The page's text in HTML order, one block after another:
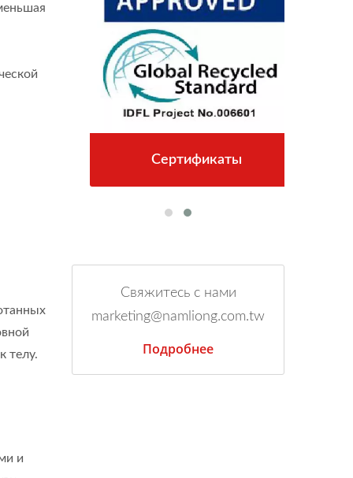
телу.
и
Сертификаты
Свяжитесь с нами
marketing@namliong.com.tw
Подробнее